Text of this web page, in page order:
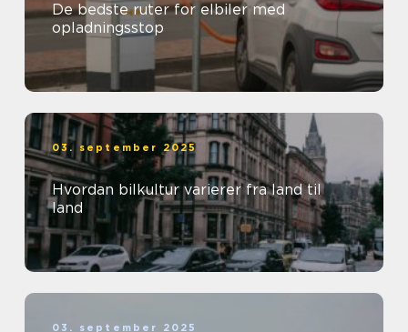
De bedste ruter for elbiler med
opladningsstop
03. september 2025
Hvordan bilkultur varierer fra land til
land
03. september 2025